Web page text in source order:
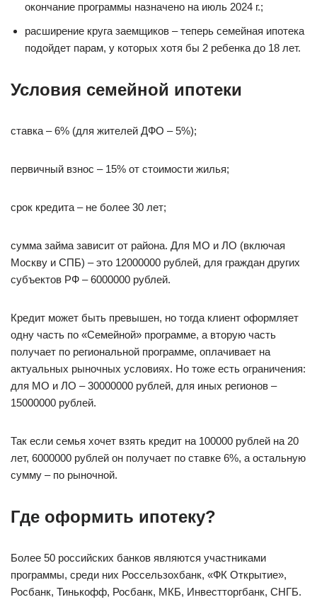
окончание программы назначено на июль 2024 г.;
расширение круга заемщиков – теперь семейная ипотека
подойдет парам, у которых хотя бы 2 ребенка до 18 лет.
Условия семейной ипотеки
ставка – 6% (для жителей ДФО – 5%);
первичный взнос – 15% от стоимости жилья;
срок кредита – не более 30 лет;
сумма займа зависит от района. Для МО и ЛО (включая
Москву и СПБ) – это 12000000 рублей, для граждан других
субъектов РФ – 6000000 рублей.
Кредит может быть превышен, но тогда клиент оформляет
одну часть по «Семейной» программе, а вторую часть
получает по региональной программе, оплачивает на
актуальных рыночных условиях. Но тоже есть ограничения:
для МО и ЛО – 30000000 рублей, для иных регионов –
15000000 рублей.
Так если семья хочет взять кредит на 100000 рублей на 20
лет, 6000000 рублей он получает по ставке 6%, а остальную
сумму – по рыночной.
Где оформить ипотеку?
Более 50 российских банков являются участниками
программы, среди них Россельзохбанк, «ФК Открытие»,
Росбанк, Тинькофф, Росбанк, МКБ, Инвестторгбанк, СНГБ.